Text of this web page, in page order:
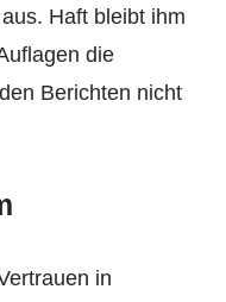
Haft bleibt ihm
die
Berichten nicht
in